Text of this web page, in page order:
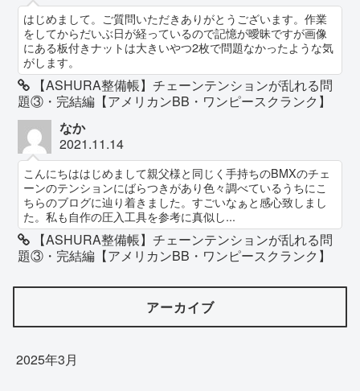
はじめまして。ご質問いただきありがとうございます。作業
をしてからだいぶ日が経っているので記憶が曖昧ですが画像
にある板付きナットは大きいやつ2枚で問題なかったような気
がします。
【ASHURA整備帳】チェーンテンションが乱れる問
題③・完結編【アメリカンBB・ワンピースクランク】
なか
2021.11.14
こんにちははじめまして親父様と同じく手持ちのBMXのチェ
ーンのテンションにばらつきがあり色々調べているうちにこ
ちらのブログに辿り着きました。すごいなぁと感心致しまし
た。私も自作の圧入工具を参考に真似し...
【ASHURA整備帳】チェーンテンションが乱れる問
題③・完結編【アメリカンBB・ワンピースクランク】
アーカイブ
2025年3月